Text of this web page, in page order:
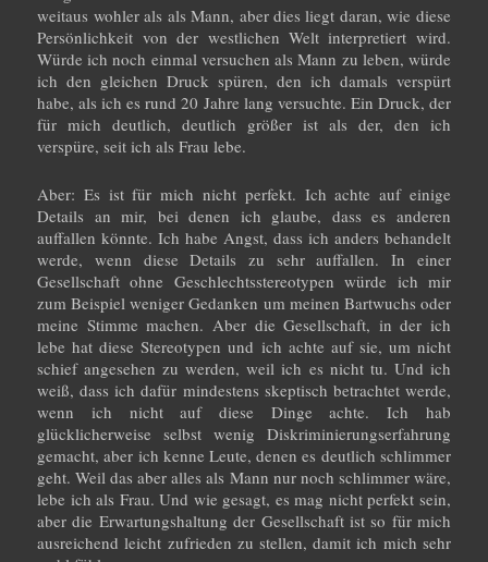
weitaus wohler als als Mann, aber dies liegt daran, wie diese
Persönlichkeit von der westlichen Welt interpretiert wird.
Würde ich noch einmal versuchen als Mann zu leben, würde
ich den gleichen Druck spüren, den ich damals verspürt
habe, als ich es rund 20 Jahre lang versuchte. Ein Druck, der
für mich deutlich, deutlich größer ist als der, den ich
verspüre, seit ich als Frau lebe.
Aber: Es ist für mich nicht perfekt. Ich achte auf einige
Details an mir, bei denen ich glaube, dass es anderen
auffallen könnte. Ich habe Angst, dass ich anders behandelt
werde, wenn diese Details zu sehr auffallen. In einer
Gesellschaft ohne Geschlechtsstereotypen würde ich mir
zum Beispiel weniger Gedanken um meinen Bartwuchs oder
meine Stimme machen. Aber die Gesellschaft, in der ich
lebe hat diese Stereotypen und ich achte auf sie, um nicht
schief angesehen zu werden, weil ich es nicht tu. Und ich
weiß, dass ich dafür mindestens skeptisch betrachtet werde,
wenn ich nicht auf diese Dinge achte. Ich hab
glücklicherweise selbst wenig Diskriminierungserfahrung
gemacht, aber ich kenne Leute, denen es deutlich schlimmer
geht. Weil das aber alles als Mann nur noch schlimmer wäre,
lebe ich als Frau. Und wie gesagt, es mag nicht perfekt sein,
aber die Erwartungshaltung der Gesellschaft ist so für mich
ausreichend leicht zufrieden zu stellen, damit ich mich sehr